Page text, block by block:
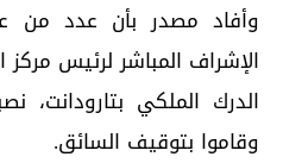
وأفاد مصدر بأن عدد من
الإشراف المباشر لرئيس
الدرك الملكي بتارودانت،
وقاموا بتوقيف السائق.